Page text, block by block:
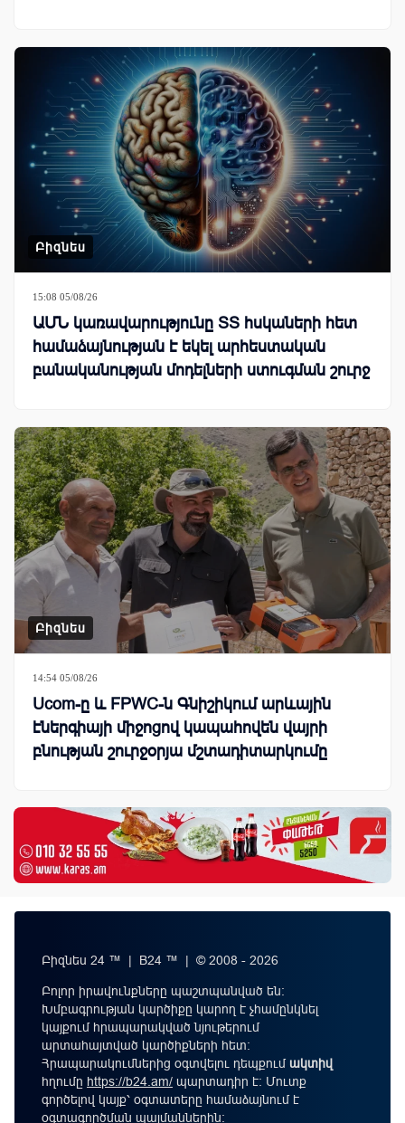
Բիզնես
15:08 05/08/26
ԱՄՆ կառավարությունը ՏՏ հսկաների հետ
համաձայնության է եկել արհեստական
բանականության մոդելների ստուգման շուրջ
Բիզնես
14:54 05/08/26
Ucom-ը և FPWC-ն Գնիշիկում արևային
էներգիայի միջոցով կապահովեն վայրի
բնության շուրջօրյա մշտադիտարկումը
Բիզնես 24 ™ | B24 ™ | © 2008 - 2026
Բոլոր իրավունքները պաշտպանված են:
Խմբագրության կարծիքը կարող է չհամընկնել
կայքում հրապարակված նյութերում
արտահայտված կարծիքների հետ:
Հրապարակումներից օգտվելու դեպքումակտիվ
հղումը https://b24.am/ պարտադիր է: Մուտք
գործելով կայք՝ օգտատերը համաձայնում է
օգտագործման պայմաններին։